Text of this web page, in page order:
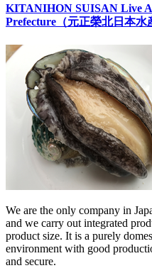
KITANIHON SUISAN Live
Prefecture（元正榮北日本水
We are the only company in
and we carry out integrated
product size. It is a purely
environment with good
and secure.